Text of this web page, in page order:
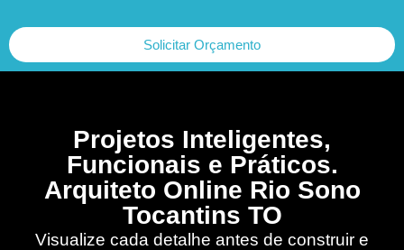
Solicitar Orçamento
Projetos Inteligentes,
Funcionais e Práticos.
Arquiteto Online Rio Sono
Tocantins TO
Visualize cada detalhe antes de construir e